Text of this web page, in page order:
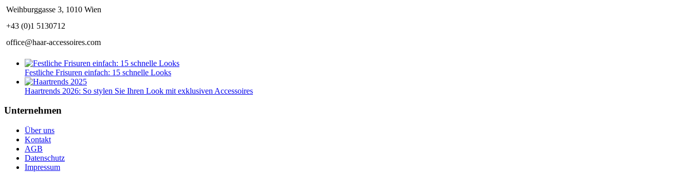
Weihburggasse 3, 1010 Wien
+43 (0)1 5130712
office@haar-accessoires.com
Festliche Frisuren einfach: 15 schnelle Looks
Haartrends 2026: So stylen Sie Ihren Look mit exklusiven Accessoires
Unternehmen
Über uns
Kontakt
AGB
Datenschutz
Impressum